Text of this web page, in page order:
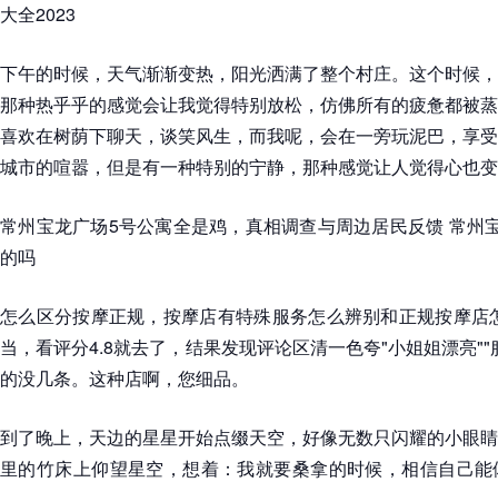
大全2023
下午的时候，天气渐渐变热，阳光洒满了整个村庄。这个时候
那种热乎乎的感觉会让我觉得特别放松，仿佛所有的疲惫都被
喜欢在树荫下聊天，谈笑风生，而我呢，会在一旁玩泥巴，享
城市的喧嚣，但是有一种特别的宁静，那种感觉让人觉得心也
常州宝龙广场5号公寓全是鸡，真相调查与周边居民反馈 常州
的吗
怎么区分按摩正规，按摩店有特殊服务怎么辨别和正规按摩
当，看评分4.8就去了，结果发现评论区清一色夸"小姐姐漂亮
的没几条。这种店啊，您细品。
到了晚上，天边的星星开始点缀天空，好像无数只闪耀的小眼
里的竹床上仰望星空，想着：我就要桑拿的时候，相信自己